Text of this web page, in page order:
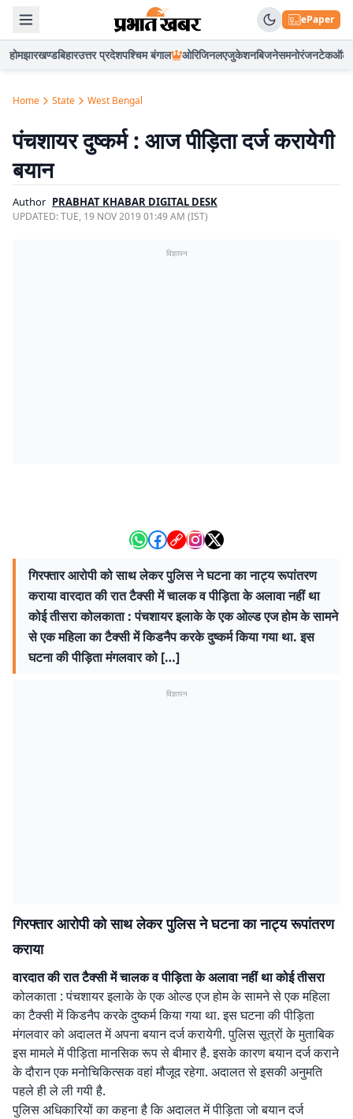
ePaper
होमझारखण्डबिहारउत्तर प्रदेशपश्चिम बंगाल ओरिजिनलएजुकेशनबिजनेसमनोरंजनटेकऑटो
Home State West Bengal
पंचशायर दुष्कर्म : आज पीड़िता दर्ज करायेगी
बयान
Author PRABHAT KHABAR DIGITAL DESK
UPDATED:TUE, 19 NOV 2019 01:49 AM (IST)
विज्ञापन
गिरफ्तार आरोपी को साथ लेकर पुलिस ने घटना का नाट्य रूपांतरण
कराया वारदात की रात टैक्सी में चालक व पीड़िता के अलावा नहीं था
कोई तीसरा कोलकाता : पंचशायर इलाके के एक ओल्ड एज होम के सामने
से एक महिला का टैक्सी में किडनैप करके दुष्कर्म किया गया था. इस
घटना की पीड़िता मंगलवार को […]
विज्ञापन
गिरफ्तार आरोपी को साथ लेकर पुलिस ने घटना का नाट्य रूपांतरण
कराया
वारदात की रात टैक्सी में चालक व पीड़िता के अलावा नहीं था कोई तीसरा
कोलकाता : पंचशायर इलाके के एक ओल्ड एज होम के सामने से एक महिला
का टैक्सी में किडनैप करके दुष्कर्म किया गया था. इस घटना की पीड़िता
मंगलवार को अदालत में अपना बयान दर्ज करायेगी. पुलिस सूत्रों के मुताबिक
इस मामले में पीड़िता मानसिक रूप से बीमार है. इसके कारण बयान दर्ज कराने
के दौरान एक मनोचिकित्सक वहां मौजूद रहेगा. अदालत से इसकी अनुमति
पहले ही ले ली गयी है.
पुलिस अधिकारियों का कहना है कि अदालत में पीड़िता जो बयान दर्ज